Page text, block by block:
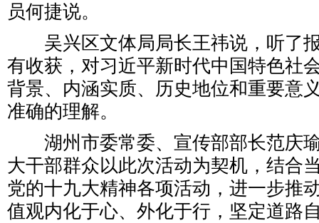
员何捷说。
吴兴区文体局局长王祎说，听了
有收获，对习近平新时代中国特色社
背景、内涵实质、历史地位和重要意
准确的理解。
湖州市委常委、宣传部部长范庆
大干部群众以此次活动为契机，结合
党的十九大精神各项活动，进一步推
值观内化于心、外化于行，坚定道路